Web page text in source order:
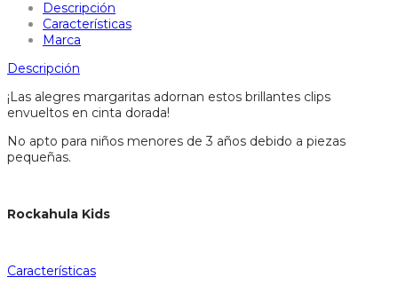
Descripción
Características
Marca
Descripción
¡Las alegres margaritas adornan estos brillantes clips
envueltos en cinta dorada!
No apto para niños menores de 3 años debido a piezas
pequeñas.
Rockahula Kids
Características